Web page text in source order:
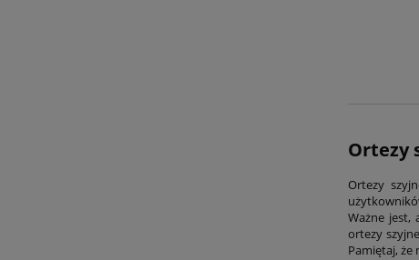
Ortezy
Ortezy
Ważne jest,
ortezy
Pamiętaj,